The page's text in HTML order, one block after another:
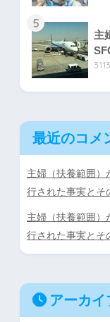
5
主
最近のコメ
主婦（扶養範囲）
行された事実とそ
主婦（扶養範囲）
行された事実とそ
アーカイ